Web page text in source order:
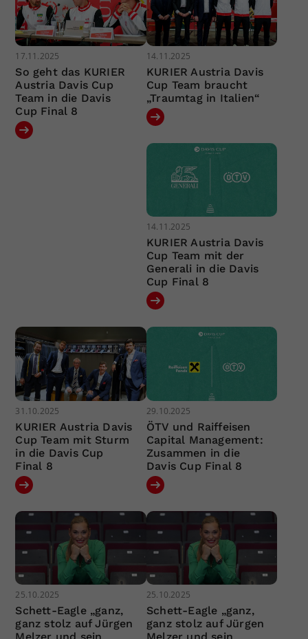
17.11.2025
So geht das KURIER
Austria Davis Cup
Team in die Davis
Cup Final 8
14.11.2025
KURIER Austria Davis
Cup Team braucht
„Traumtag in Italien“
14.11.2025
KURIER Austria Davis
Cup Team mit der
Generali in die Davis
Cup Final 8
31.10.2025
KURIER Austria Davis
Cup Team mit Sturm
in die Davis Cup
Final 8
29.10.2025
ÖTV und Raiffeisen
Capital Management:
Zusammen in die
Davis Cup Final 8
25.10.2025
Schett-Eagle „ganz,
ganz stolz auf Jürgen
25.10.2025
Schett-Eagle „ganz,
ganz stolz auf Jürgen